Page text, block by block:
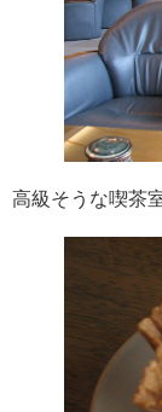
高級そうな喫茶